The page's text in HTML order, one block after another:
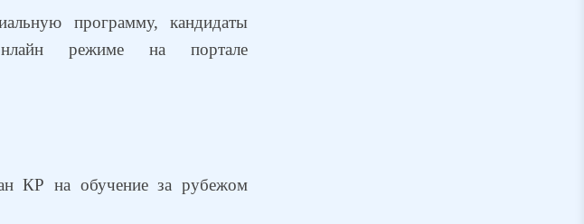
программу, кандидаты
режиме на портале
КР на обучение за рубежом